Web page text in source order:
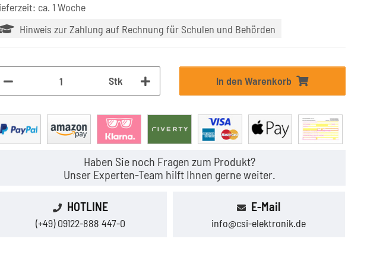
ca. 1 Woche
Hinweis zur Zahlung auf Rechnung für Schulen und Behörden
Stk In den Warenkorb
Haben Sie noch Fragen zum Produkt?
Unser Experten-Team hilft Ihnen gerne weiter.
HOTLINE
(+49) 09122-888 447-0
E-Mail
info@csi-elektronik.de